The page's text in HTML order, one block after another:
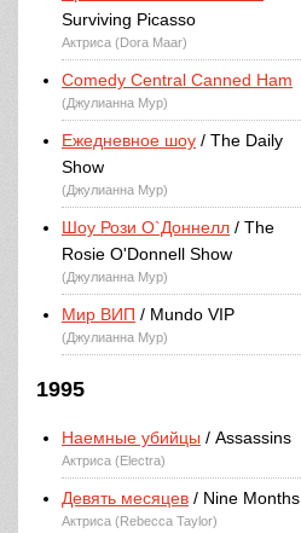
Surviving Picasso
Актриса (Dora Maar)
Comedy Central Canned Ham
(Джулианна Мур)
Ежедневное шоу / The Daily
Show
(Джулианна Мур)
Шоу Рози О`Доннелл / The
Rosie O'Donnell Show
(Джулианна Мур)
Мир ВИП / Mundo VIP
(Джулианна Мур)
1995
Наемные убийцы / Assassins
Актриса (Electra)
Девять месяцев / Nine Months
Актриса (Rebecca Taylor)